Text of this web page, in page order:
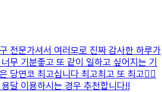
전문가셔서 여러모로 진짜 감사한 하루가
무 기분좋고 또 같이 일하고 싶어지는 기
당연코 최고십니다 최고최고 또 최고👍🏻
용달 이용하시는 경우 추천합니다!!